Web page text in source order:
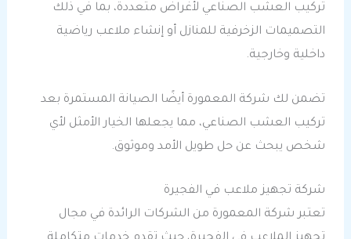
تركيب العشب الصناعي لأغراض متعددة، بما في ذلك
التصميمات الزخرفية للمنازل أو إنشاء ملاعب رياضية
داخلية وخارجية.
تضمن لك شركة المعمورة أيضًا الصيانة المستمرة بعد
تركيب العشب الصناعي، مما يجعلها الخيار الأمثل لأي
شخص يبحث عن حل طويل الأمد وموثوق.
شركة تجهيز ملاعب في الفجيرة
تعتبر شركة المعمورة من الشركات الرائدة في مجال